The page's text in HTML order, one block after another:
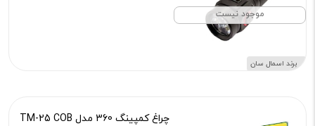
موجود نیست
برند اسمال سان
چراغ کمپینگ 360 مدل TM-25 COB